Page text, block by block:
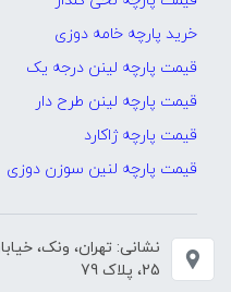
خرید پارچه خامه دوزی
قیمت پارچه لینن درجه یک
قیمت پارچه لینن طرح دار
قیمت پارچه ژاکارد
قیمت پارچه لنین سوزن دوزی
25، پلاک 79